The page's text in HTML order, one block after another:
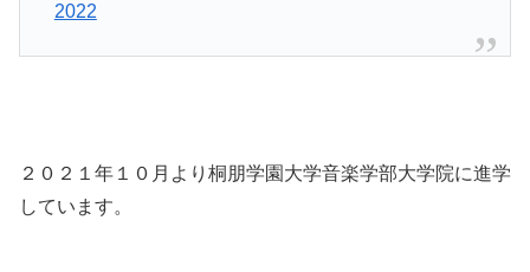
2022
２０２１年１０月より桐朋学園大学音楽学部大学院に進学
しています。